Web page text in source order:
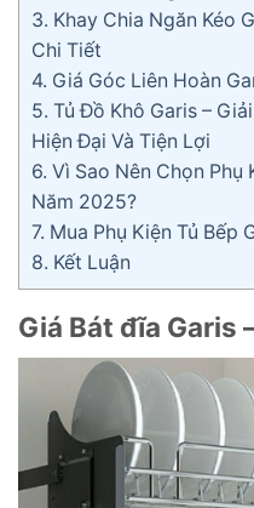
3. Khay Chia Ngăn Kéo
Chi Tiết
4. Giá Góc Liên Hoàn
5. Tủ Đồ Khô Garis –
Hiện Đại Và Tiện Lợi
6. Vì Sao Nên Chọn Phụ
Năm 2025?
7. Mua Phụ Kiện Tủ Bếp
8. Kết Luận
Giá Bát đĩa Garis